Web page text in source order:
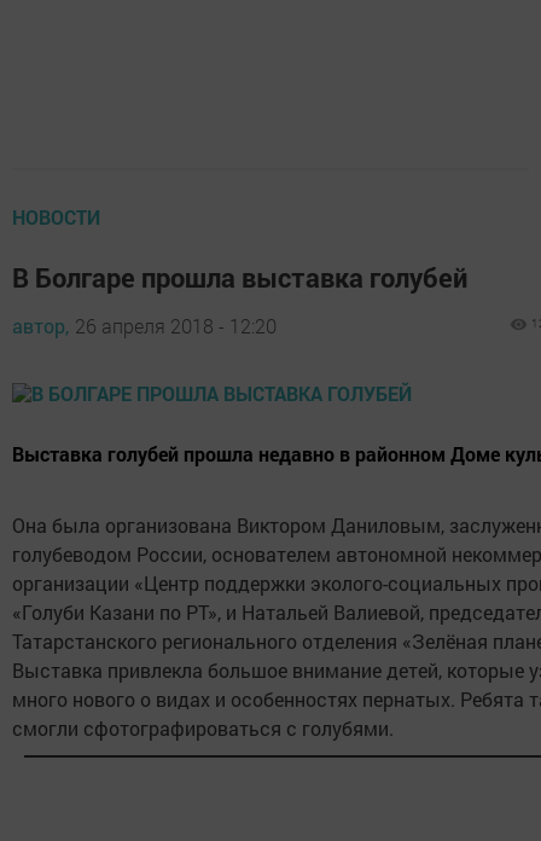
НОВОСТИ
В Болгаре прошла выставка голубей
автор, 26 апреля 2018 - 12:20
Выставка голубей прошла недавно в районном Доме
Она была организована Виктором Даниловым,
голубеводом России, основателем автономной
организации «Центр поддержки эколого-социальных
«Голуби Казани по РТ», и Натальей Валиевой,
Татарстанского регионального отделения «Зелёная
Выставка привлекла большое внимание детей, которые
много нового о видах и особенностях пернатых. Ребята
смогли сфотографироваться с голубями.